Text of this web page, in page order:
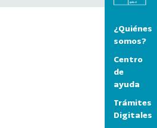
¿Quiénes
somos?
Centro
de
ayuda
Trámites
Digitales